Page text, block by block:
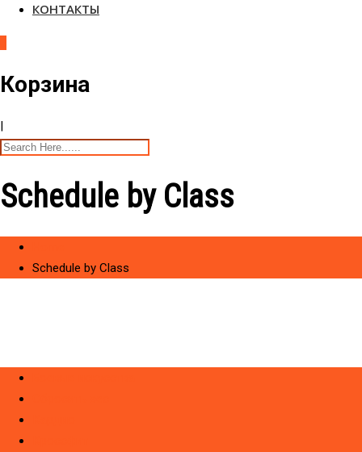
КОНТАКТЫ
Корзина
Schedule by Class
Schedule by Class